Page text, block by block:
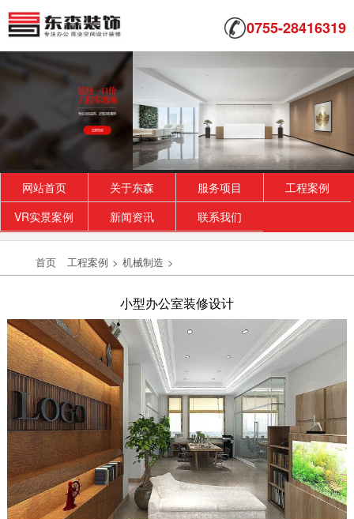
0755-28416319
网站首页 关于东森 服务项目
工程案例
VR实景案例
新闻资讯 联系我们
首页 工程案例 > 机械制造 >
小型办公室装修设计